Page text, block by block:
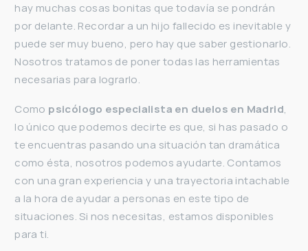
hay muchas cosas bonitas que todavía se pondrán
por delante. Recordar a un hijo fallecido es inevitable y
puede ser muy bueno, pero hay que saber gestionarlo.
Nosotros tratamos de poner todas las herramientas
necesarias para lograrlo.
Como psicólogo especialista en duelos en Madrid,
lo único que podemos decirte es que, si has pasado o
te encuentras pasando una situación tan dramática
como ésta, nosotros podemos ayudarte. Contamos
con una gran experiencia y una trayectoria intachable
a la hora de ayudar a personas en este tipo de
situaciones. Si nos necesitas, estamos disponibles
para ti.